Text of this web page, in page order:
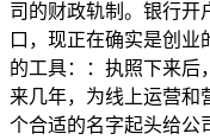
司的财政轨制。银行开
口，现正在确实是创
的工具：：执照下来后
来几年，为线上运营和
个合适的名字起头给公